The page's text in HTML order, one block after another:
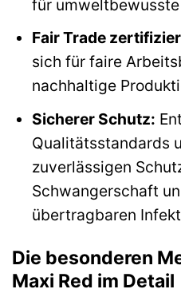
für
Fair Trade
sich für faire
nachhaltige
Sicherer Schutz:
Qualitätsstandards
zuverlässigen
Schwangerschaft
übertragbaren
Die besonderen
Maxi Red im Detail